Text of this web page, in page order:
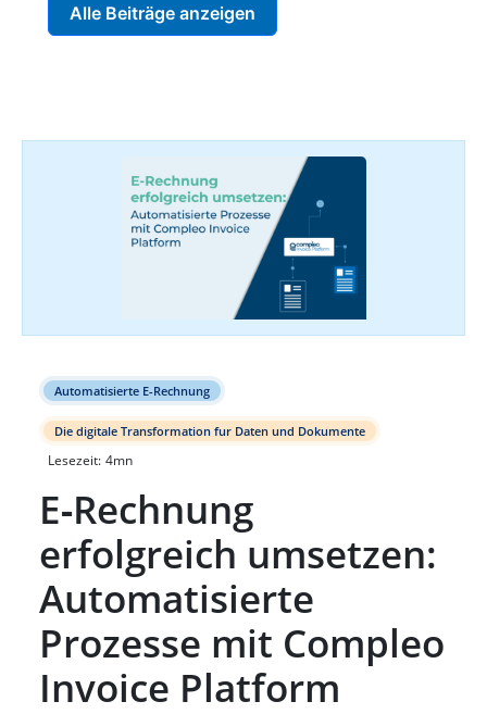
Alle Beiträge anzeigen
Automatisierte E-Rechnung
Die digitale Transformation fur Daten und Dokumente
Lesezeit: 4mn
E‑Rechnung
erfolgreich umsetzen:
Automatisierte
Prozesse mit Compleo
Invoice Platform